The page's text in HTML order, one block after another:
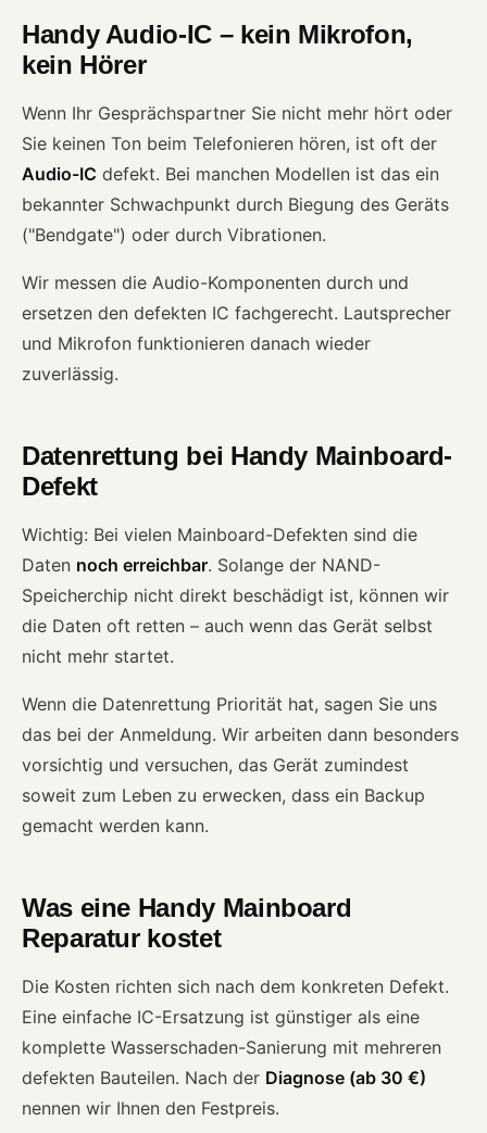
Handy Audio-IC – kein Mikrofon,
kein Hörer
Wenn Ihr Gesprächspartner Sie nicht mehr hört oder
Sie keinen Ton beim Telefonieren hören, ist oft der
Audio-IC defekt. Bei manchen Modellen ist das ein
bekannter Schwachpunkt durch Biegung des Geräts
("Bendgate") oder durch Vibrationen.
Wir messen die Audio-Komponenten durch und
ersetzen den defekten IC fachgerecht. Lautsprecher
und Mikrofon funktionieren danach wieder
zuverlässig.
Datenrettung bei Handy Mainboard-
Defekt
Wichtig: Bei vielen Mainboard-Defekten sind die
Daten noch erreichbar. Solange der NAND-
Speicherchip nicht direkt beschädigt ist, können wir
die Daten oft retten – auch wenn das Gerät selbst
nicht mehr startet.
Wenn die Datenrettung Priorität hat, sagen Sie uns
das bei der Anmeldung. Wir arbeiten dann besonders
vorsichtig und versuchen, das Gerät zumindest
soweit zum Leben zu erwecken, dass ein Backup
gemacht werden kann.
Was eine Handy Mainboard
Reparatur kostet
Die Kosten richten sich nach dem konkreten Defekt.
Eine einfache IC-Ersatzung ist günstiger als eine
komplette Wasserschaden-Sanierung mit mehreren
defekten Bauteilen. Nach der Diagnose (ab 30 €)
nennen wir Ihnen den Festpreis.